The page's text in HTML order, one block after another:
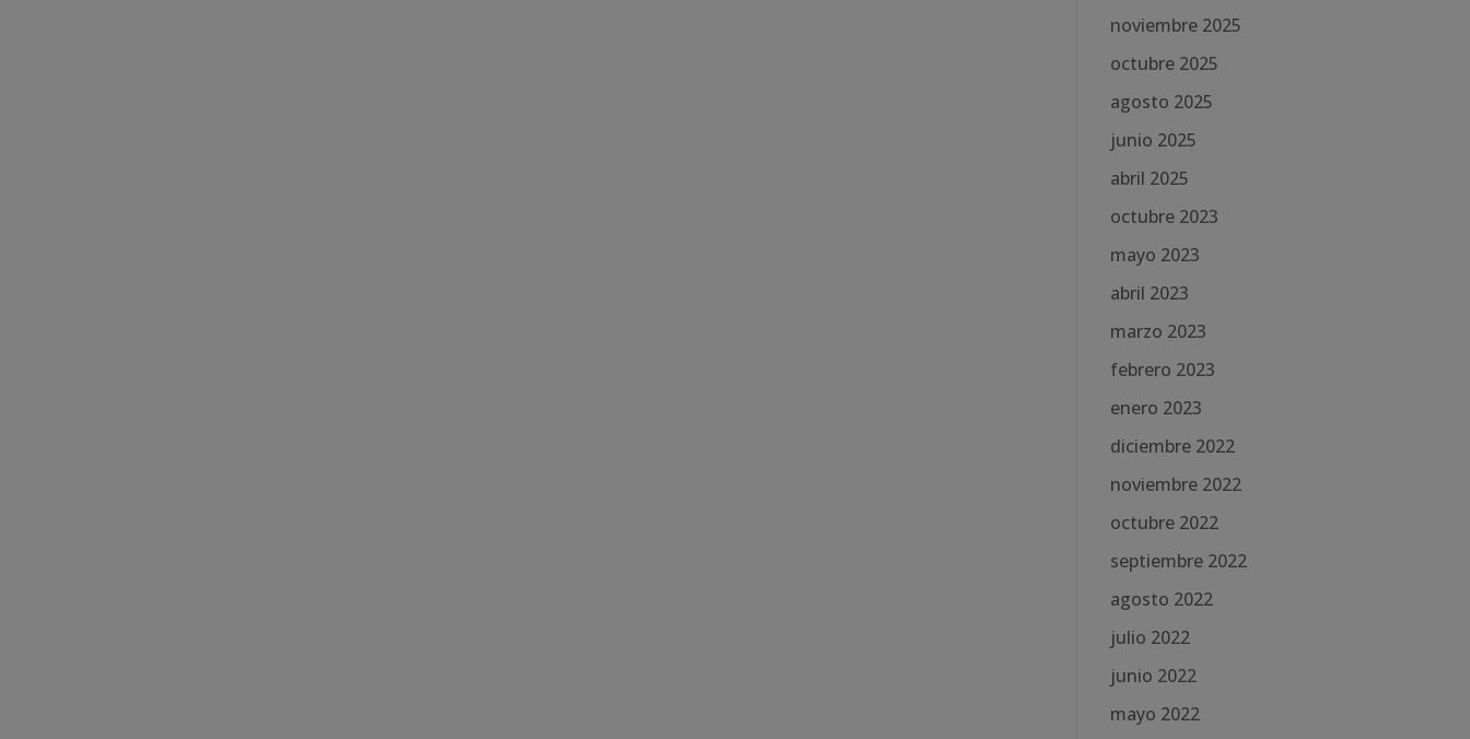
noviembre 2025
octubre 2025
agosto 2025
junio 2025
abril 2025
octubre 2023
mayo 2023
abril 2023
marzo 2023
febrero 2023
enero 2023
diciembre 2022
noviembre 2022
octubre 2022
septiembre 2022
agosto 2022
julio 2022
junio 2022
mayo 2022